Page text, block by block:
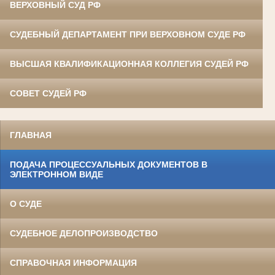
ВЕРХОВНЫЙ СУД РФ
СУДЕБНЫЙ ДЕПАРТАМЕНТ ПРИ ВЕРХОВНОМ СУДЕ РФ
ВЫСШАЯ КВАЛИФИКАЦИОННАЯ КОЛЛЕГИЯ СУДЕЙ РФ
СОВЕТ СУДЕЙ РФ
ГЛАВНАЯ
ПОДАЧА ПРОЦЕССУАЛЬНЫХ ДОКУМЕНТОВ В
ЭЛЕКТРОННОМ ВИДЕ
О СУДЕ
СУДЕБНОЕ ДЕЛОПРОИЗВОДСТВО
СПРАВОЧНАЯ ИНФОРМАЦИЯ